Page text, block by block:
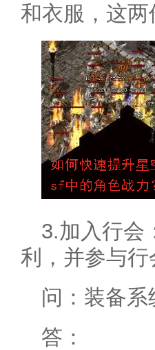
和衣服，这
3.加入行会
利，并参与
问：装备
答：